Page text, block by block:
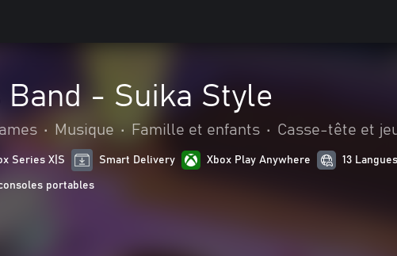
Band - Suika Style
• Musique • Famille et enfants • Casse-tête et
Series X|S Smart Delivery Xbox Play Anywhere 13
portables